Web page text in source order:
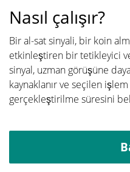
Nasıl çalışır?
Bir al-sat sinyali, bir koin
etkinleştiren bir tetikleyici
sinyal, uzman görüşüne
kaynaklanır ve seçilen
gerçekleştirilme süresini